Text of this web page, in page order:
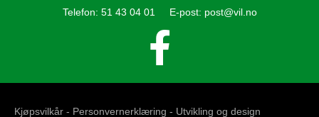
Telefon: 51 43 04 01 E-post: post@vil.no
Kjøpsvilkår - Personvernerklæring - Utvikling og design